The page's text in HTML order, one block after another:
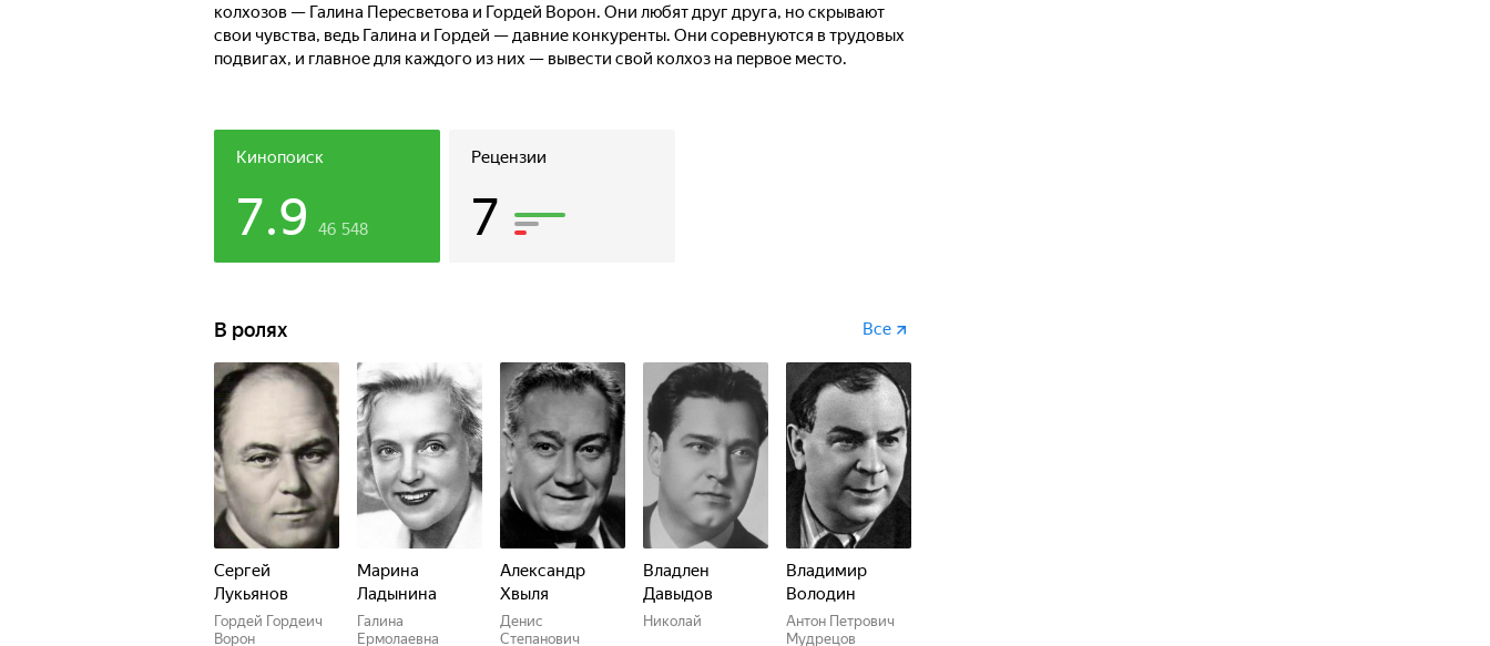
колхозов — Галина Пересветова и Гордей Ворон. Они любят друг друга, но скрывают
свои чувства, ведь Галина и Гордей — давние конкуренты. Они соревнуются в трудовых
подвигах, и главное для каждого из них — вывести свой колхоз на первое место.
Кинопоиск
7.9 46 548
Рецензии
7
В ролях Все
Сергей
Лукьянов
Гордей Гордеич
Ворон
Марина
Ладынина
Галина
Ермолаевна
Александр
Хвыля
Денис
Степанович
Владлен
Давыдов
Николай
Владимир
Володин
Антон Петрович
Мудрецов